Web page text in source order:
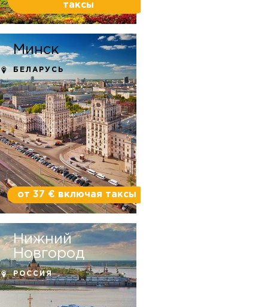
таксы
Минск
БЕЛАРУСЬ
от 37 € включая таксы
Нижний
Новгород
РОССИЯ